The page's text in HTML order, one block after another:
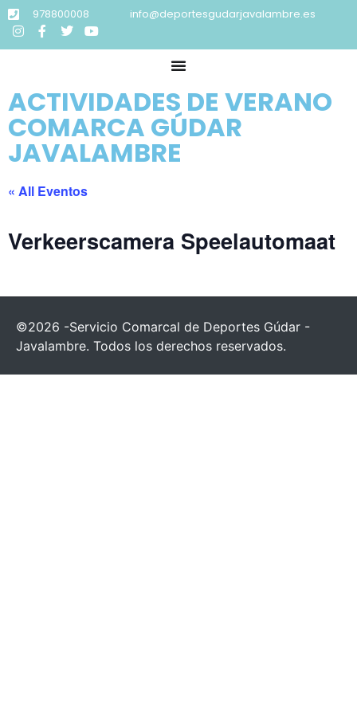
978800008 info@deportesgudarjavalambre.es
ACTIVIDADES DE VERANO
COMARCA GÚDAR
JAVALAMBRE
« All Eventos
Verkeerscamera Speelautomaat
©2026 -Servicio Comarcal de Deportes Gúdar -
Javalambre. Todos los derechos reservados.